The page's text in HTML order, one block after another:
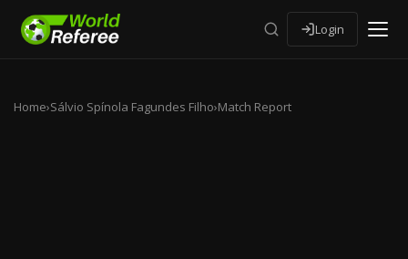
Login
Home›Sálvio Spínola Fagundes Filho›Match Report